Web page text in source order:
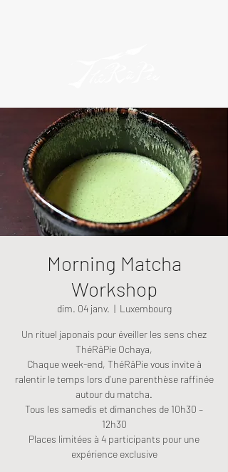
Morning Matcha
Workshop
dim. 04 janv.
  |
Luxembourg
Un rituel japonais pour éveiller les sens chez
ThéRâPie Ochaya,
Chaque week-end, ThéRâPie vous invite à
ralentir le temps lors d’une parenthèse raffinée
autour du matcha.
Tous les samedis et dimanches de 10h30 –
12h30
Places limitées à 4 participants pour une
expérience exclusive